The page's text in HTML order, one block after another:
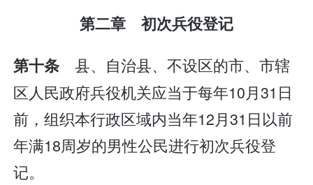
第二章 初次兵役登记
第十条县、自治县、不设区的市、市辖
区人民政府兵役机关应当于每年10月31日
前，组织本行政区域内当年12月31日以前
年满18周岁的男性公民进行初次兵役登
记。